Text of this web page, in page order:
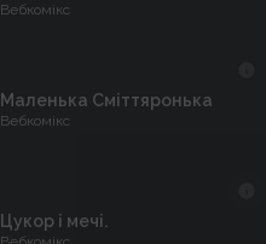
Вебкомікс
Маленька Сміттяронька
Вебкомікс
Цукор і мечі.